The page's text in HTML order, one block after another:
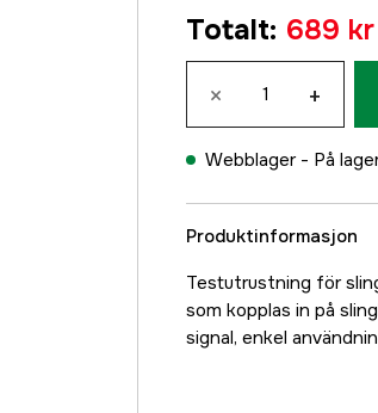
Totalt: 689 kr
× +
Webblager - På
Produktinformasjon
Testutrustning för
som kopplas in på
signal, enkel